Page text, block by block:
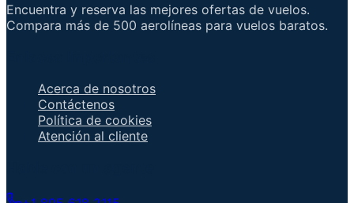
Encuentra y reserva las mejores ofertas de vuelos.
Compara más de 500 aerolíneas para vuelos baratos.
Acerca de nosotros
Contáctenos
Política de cookies
Atención al cliente